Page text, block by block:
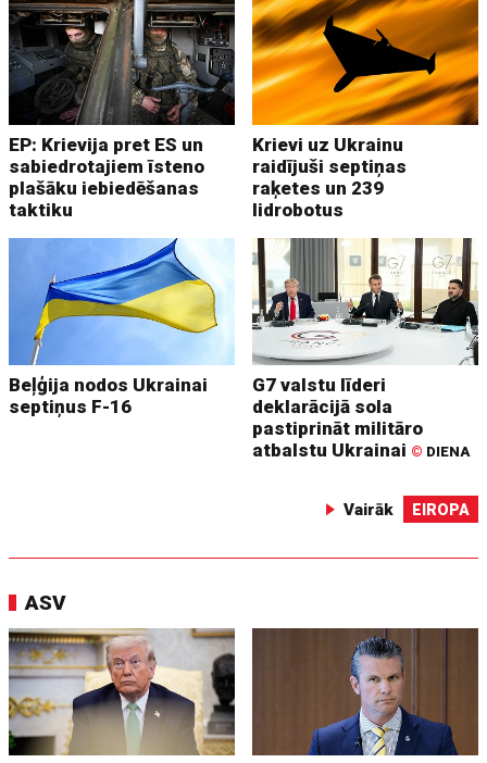
EP: Krievija pret ES un
sabiedrotajiem īsteno
plašāku iebiedēšanas
taktiku
Krievi uz Ukrainu
raidījuši septiņas
raķetes un 239
lidrobotus
Beļģija nodos Ukrainai
septiņus F-16
G7 valstu līderi
deklarācijā sola
pastiprināt militāro
atbalstu Ukrainai © DIENA
Vairāk EIROPA
ASV